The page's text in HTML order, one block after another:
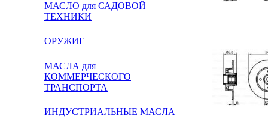
МАСЛО для САДОВОЙ
ТЕХНИКИ
ОРУЖИЕ
МАСЛА для
КОММЕРЧЕСКОГО
ТРАНСПОРТА
ИНДУСТРИАЛЬНЫЕ МАСЛА